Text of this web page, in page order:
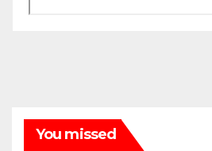
You missed